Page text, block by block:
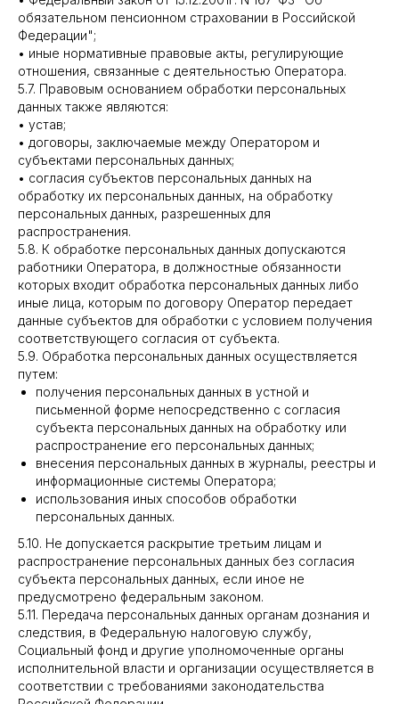
обязательном пенсионном страховании в Российской
Федерации";
• иные нормативные правовые акты, регулирующие
отношения, связанные с деятельностью Оператора.
5.7. Правовым основанием обработки персональных
данных также являются:
• устав;
• договоры, заключаемые между Оператором и
субъектами персональных данных;
• согласия субъектов персональных данных на
обработку их персональных данных, на обработку
персональных данных, разрешенных для
распространения.
5.8. К обработке персональных данных допускаются
работники Оператора, в должностные обязанности
которых входит обработка персональных данных либо
иные лица, которым по договору Оператор передает
данные субъектов для обработки с условием получения
соответствующего согласия от субъекта.
5.9. Обработка персональных данных осуществляется
путем:
получения персональных данных в устной и
письменной форме непосредственно с согласия
субъекта персональных данных на обработку или
распространение его персональных данных;
внесения персональных данных в журналы, реестры и
информационные системы Оператора;
использования иных способов обработки
персональных данных.
5.10. Не допускается раскрытие третьим лицам и
распространение персональных данных без согласия
субъекта персональных данных, если иное не
предусмотрено федеральным законом.
5.11. Передача персональных данных органам дознания и
следствия, в Федеральную налоговую службу,
Социальный фонд и другие уполномоченные органы
исполнительной власти и организации осуществляется в
соответствии с требованиями законодательства